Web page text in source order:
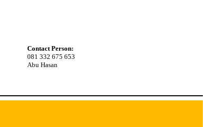
Contact Person:
081 332 675 653
Abu Hasan